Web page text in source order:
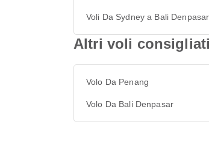
Voli Da Sydney a Bali Denpasar
Altri voli
Volo Da Penang
Volo Da Bali Denpasar